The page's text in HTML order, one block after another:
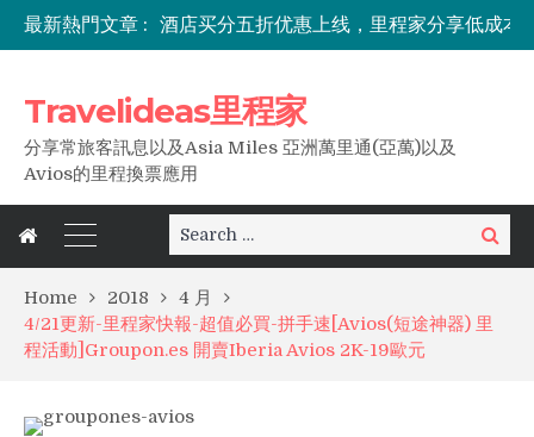
最新熱門文章 :
七折住长白山！IHG洲际全球目的地特惠最高享七折优惠，限时一周！
东南亚出行必备，0元免费解锁Travel Pass！
Travelideas里程家
分享常旅客訊息以及Asia Miles 亞洲萬里通(亞萬)以及
Avios的里程換票應用
Search
for:
Search
Home 2018
4 月
4/21更新-里程家快報-超值必買-拼手速[Avios(短途神器) 里
程活動]Groupon.es 開賣Iberia Avios 2K-19歐元